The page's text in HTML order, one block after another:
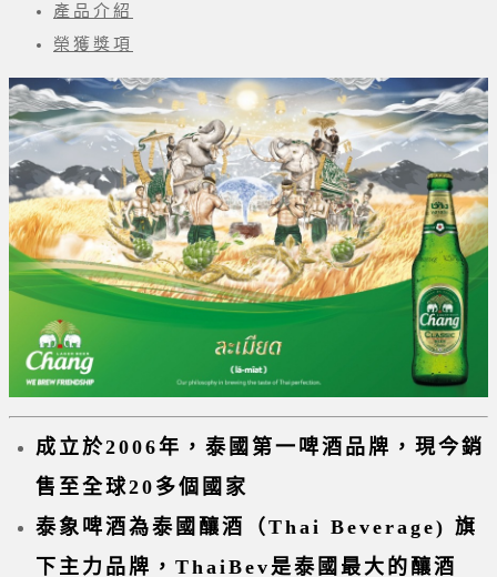
產品介紹
榮獲獎項
成立於2006年，泰國第一啤酒品牌，現今銷
售至全球20多個國家
泰象啤酒為泰國釀酒（Thai Beverage) 旗
下主力品牌，ThaiBev是泰國最大的釀酒